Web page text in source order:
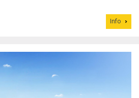
Info